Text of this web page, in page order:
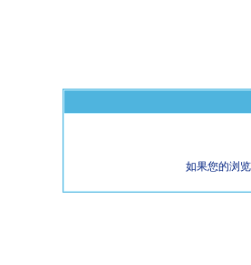
如果您的浏